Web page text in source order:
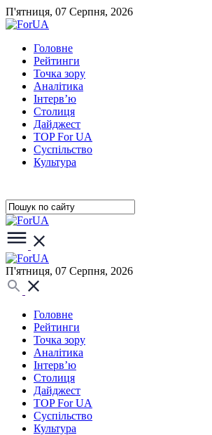
П'ятниця, 07 Серпня, 2026
Головне
Рейтинги
Точка зору
Аналітика
Інтерв’ю
Столиця
Дайджест
TOP For UA
Суспiльство
Культура
П'ятниця, 07 Серпня, 2026
Головне
Рейтинги
Точка зору
Аналітика
Інтерв’ю
Столиця
Дайджест
TOP For UA
Суспiльство
Культура